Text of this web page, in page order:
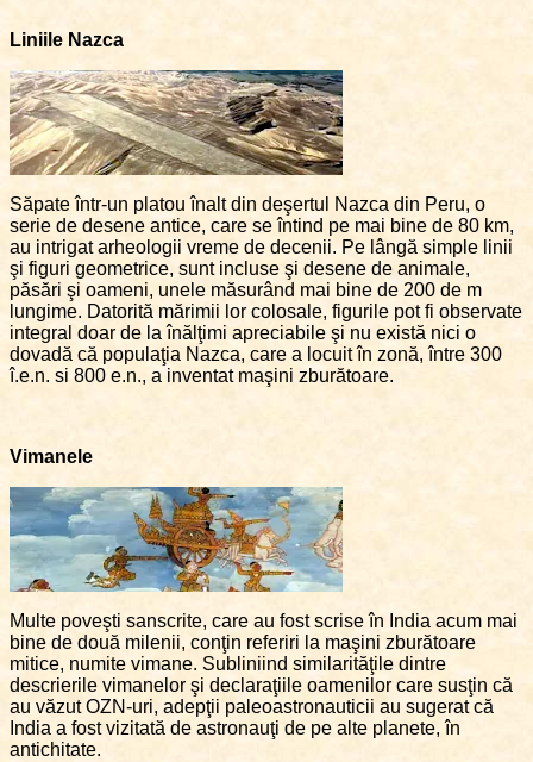
Liniile Nazca
Săpate într-un platou înalt din deşertul Nazca din Peru, o
serie de desene antice, care se întind pe mai bine de 80 km,
au intrigat arheologii vreme de decenii. Pe lângă simple linii
şi figuri geometrice, sunt incluse şi desene de animale,
păsări şi oameni, unele măsurând mai bine de 200 de m
lungime. Datorită mărimii lor colosale, figurile pot fi observate
integral doar de la înălţimi apreciabile şi nu există nici o
dovadă că populaţia Nazca, care a locuit în zonă, între 300
î.e.n. si 800 e.n., a inventat maşini zburătoare.
Vimanele
Multe poveşti sanscrite, care au fost scrise în India acum mai
bine de două milenii, conţin referiri la maşini zburătoare
mitice, numite vimane. Subliniind similarităţile dintre
descrierile vimanelor şi declaraţiile oamenilor care susţin că
au văzut OZN-uri, adepţii paleoastronauticii au sugerat că
India a fost vizitată de astronauţi de pe alte planete, în
antichitate.